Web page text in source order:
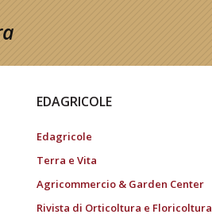
EDAGRICOLE
Edagricole
Terra e Vita
Agricommercio & Garden Center
Rivista di Orticoltura e Floricoltura